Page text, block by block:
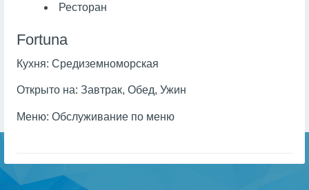
Ресторан
Fortuna
Кухня: Средиземноморская
Открыто на: Завтрак, Обед, Ужин
Меню: Обслуживание по меню